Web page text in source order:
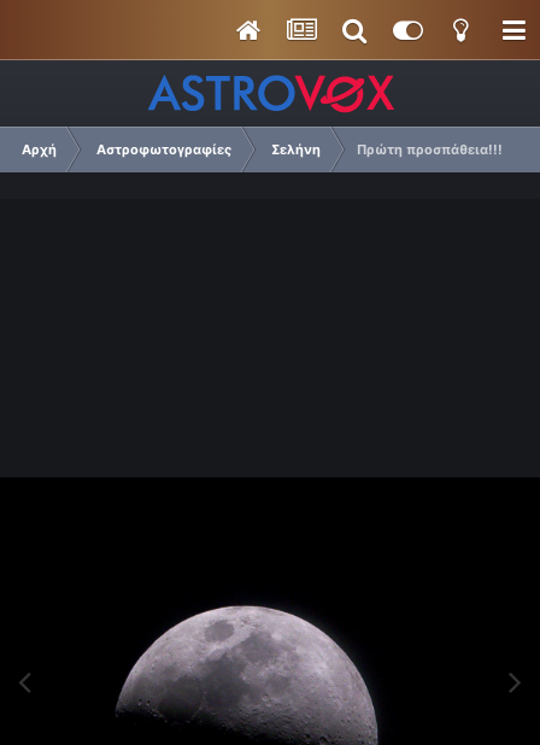
Αρχή Αστροφωτογραφίες Σελήνη Πρώτη προσπάθεια!!!